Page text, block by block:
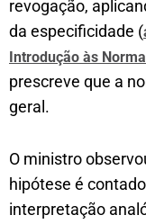
revogação,
da especificidade (
Introdução às
prescreve que a
geral.
O ministro
hipótese é
interpretação